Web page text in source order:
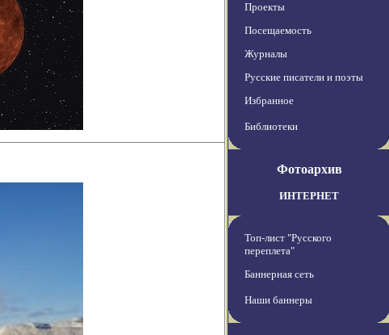
Проекты
Посещаемость
Журналы
Русские писатели и поэты
Избранное
Библиотеки
Фотоархив
ИНТЕРНЕТ
Топ-лист "Русского
переплета"
Баннерная сеть
Наши баннеры